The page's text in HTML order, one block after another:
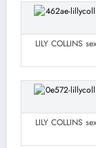
LILY COLLINS
LILY COLLINS